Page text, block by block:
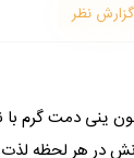
کرد و به سمت
خیلی جذابه!
دست‌اش به در
گزارش نظر
ینی دمت گرم
در هر لحظه